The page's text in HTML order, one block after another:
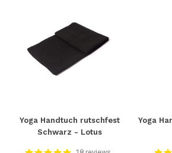
Yoga Handtuch rutschfest
Schwarz - Lotus
Yoga